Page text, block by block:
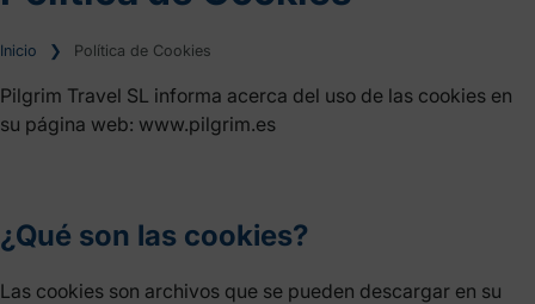
Inicio ❯ Política de Cookies
Pilgrim Travel SL informa acerca del uso de las cookies en
su página web: www.pilgrim.es
¿Qué son las cookies?
Las cookies son archivos que se pueden descargar en su